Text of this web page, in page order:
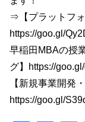
⇒【プラットフォ
https://goo.gl/
早稲田MBAの授
グ】https://
【新規事業開発
https://goo.gl/